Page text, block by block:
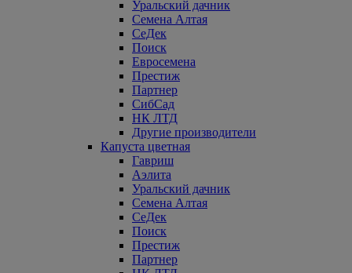
Уральский дачник
Семена Алтая
СеДек
Поиск
Евросемена
Престиж
Партнер
СибСад
НК ЛТД
Другие производители
Капуста цветная
Гавриш
Аэлита
Уральский дачник
Семена Алтая
СеДек
Поиск
Престиж
Партнер